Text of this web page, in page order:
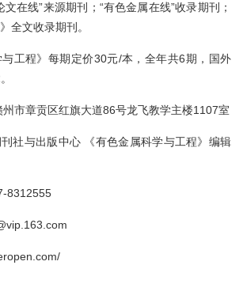
在线”来源期刊；“有色金属在线”收录期刊；
全文收录期刊。
与工程》每期定价30元/本，全年共6期，国外
市章贡区红旗大道86号龙飞教学主楼1107室
社与出版中心 《有色金属科学与工程》编辑
8312555